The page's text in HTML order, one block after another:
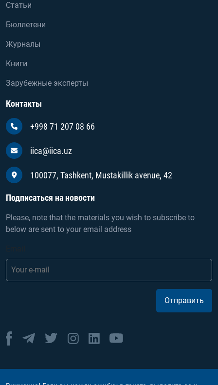
Статьи
Бюллетени
Журналы
Книги
Зарубежные эксперты
Контакты
+998 71 207 08 66
iica@iica.uz
100077, Tashkent, Mustakillik avenue, 42
Подписаться на новости
Please, note that the materials you wish to subscribe to
below are sent to your email address
Отправить